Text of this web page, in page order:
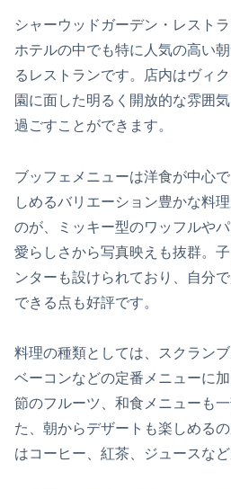
シャーウッドガーデン・レスト
ホテルの中でも特に人気の高い
るレストランです。店内はヴィ
園に面した明るく開放的な雰囲
過ごすことができます。
ブッフェメニューは洋食が中心
しめるバリエーション豊かな料
のが、ミッキー型のワッフルや
愛らしさから写真映えも抜群。
ンターも設けられており、自分
できる点も好評です。
料理の種類としては、スクラン
ベーコンなどの定番メニューに
節のフルーツ、和食メニューも
た、朝からデザートも楽しめる
はコーヒー、紅茶、ジュースなど